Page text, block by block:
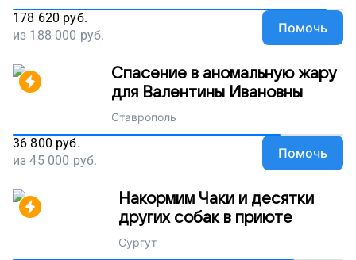
178 620 руб.
из 188 000 руб. Помочь
Спасение в аномальную жару
для Валентины Ивановны
Ставрополь
36 800 руб.
из45 000 руб. Помочь
Накормим Чаки и десятки
других собак в приюте
Сургут